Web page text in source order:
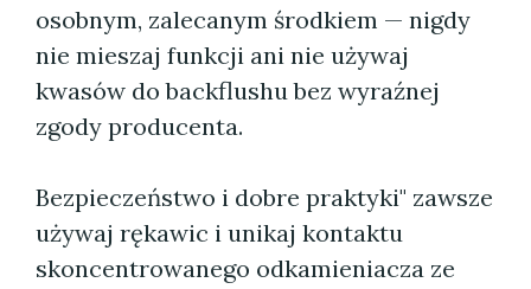
osobnym, zalecanym środkiem — nigdy
nie mieszaj funkcji ani nie używaj
kwasów do backflushu bez wyraźnej
zgody producenta.
Bezpieczeństwo i dobre praktyki" zawsze
używaj rękawic i unikaj kontaktu
skoncentrowanego odkamieniacza ze